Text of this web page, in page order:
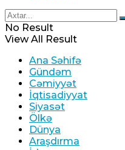
No Result
View All Result
Ana Səhifə
Gündəm
Cəmiyyət
İqtisadiyyat
Siyasət
Ölkə
Dünya
Araşdırma